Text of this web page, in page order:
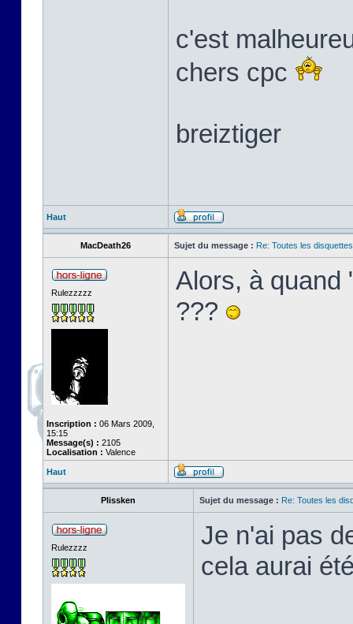
c'est
chers cpc
breiztiger
Haut
MacDeath26 Sujet du message : Re: Toutes les
Rulezzzzz
Inscription : 06 Mars 2009,
15:15
Message(s) : 2105
Localisation : Valence
Alors, à quand
???
Haut
Plissken Sujet du message : Re: Toutes les
Rulezzzz
Je n'ai pas
cela aurai